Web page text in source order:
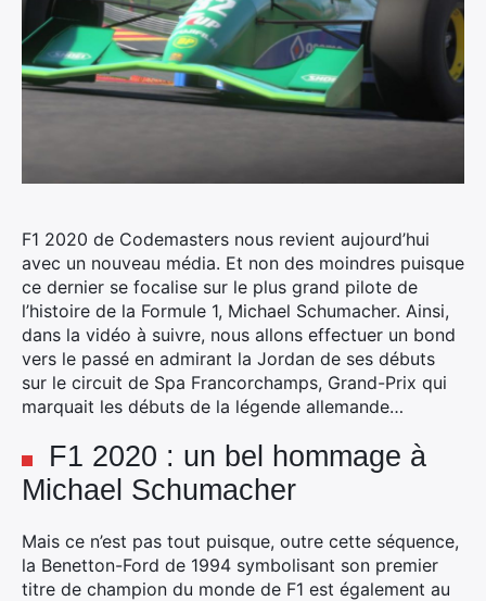
F1 2020 de Codemasters nous revient aujourd’hui
avec un nouveau média. Et non des moindres puisque
ce dernier se focalise sur le plus grand pilote de
l’histoire de la Formule 1, Michael Schumacher. Ainsi,
dans la vidéo à suivre, nous allons effectuer un bond
vers le passé en admirant la Jordan de ses débuts
sur le circuit de Spa Francorchamps, Grand-Prix qui
marquait les débuts de la légende allemande…
F1 2020 : un bel hommage à
Michael Schumacher
Mais ce n’est pas tout puisque, outre cette séquence,
la Benetton-Ford de 1994 symbolisant son premier
titre de champion du monde de F1 est également au